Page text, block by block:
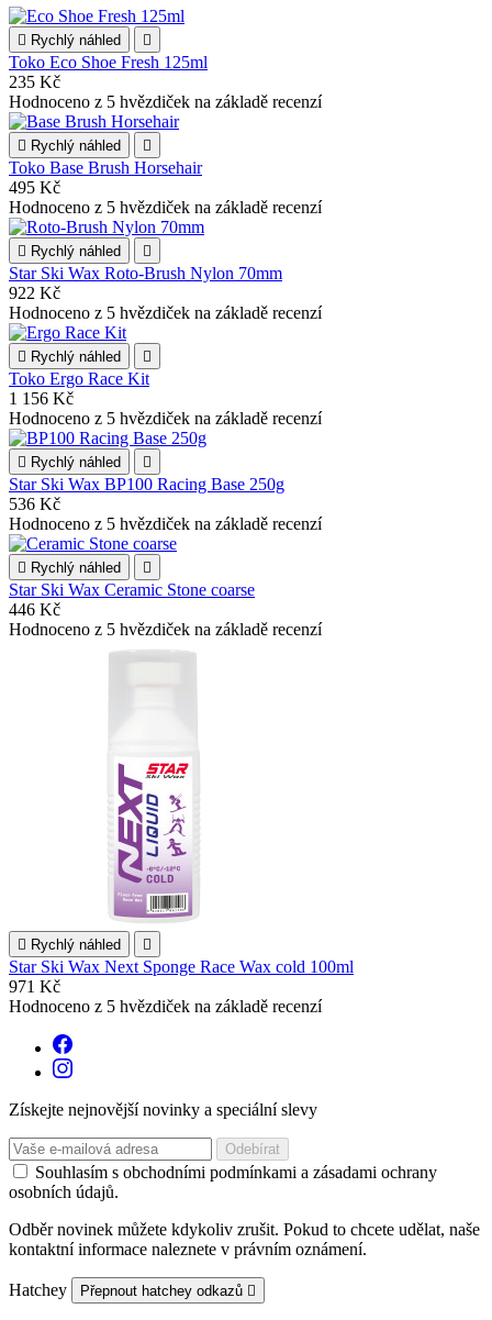
 Rychlý náhled 
Toko Eco Shoe Fresh 125ml
235 Kč
Hodnoceno z 5 hvězdiček na základě recenzí
 Rychlý náhled 
Toko Base Brush Horsehair
495 Kč
Hodnoceno z 5 hvězdiček na základě recenzí
 Rychlý náhled 
Star Ski Wax Roto-Brush Nylon 70mm
922 Kč
Hodnoceno z 5 hvězdiček na základě recenzí
 Rychlý náhled 
Toko Ergo Race Kit
1 156 Kč
Hodnoceno z 5 hvězdiček na základě recenzí
 Rychlý náhled 
Star Ski Wax BP100 Racing Base 250g
536 Kč
Hodnoceno z 5 hvězdiček na základě recenzí
 Rychlý náhled 
Star Ski Wax Ceramic Stone coarse
446 Kč
Hodnoceno z 5 hvězdiček na základě recenzí
 Rychlý náhled 
Star Ski Wax Next Sponge Race Wax cold 100ml
971 Kč
Hodnoceno z 5 hvězdiček na základě recenzí
Získejte nejnovější novinky a speciální slevy
Souhlasím s obchodními podmínkami a zásadami ochrany
osobních údajů.
Odběr novinek můžete kdykoliv zrušit. Pokud to chcete udělat, naše
kontaktní informace naleznete v právním oznámení.
Hatchey Přepnout hatchey odkazů 